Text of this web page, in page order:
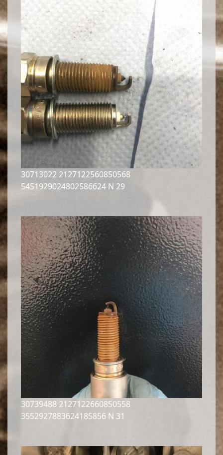
30713022 2127122560850568
5451929024802586624 N 29
30739488 2127122660850558
3552927883624185856 N 31